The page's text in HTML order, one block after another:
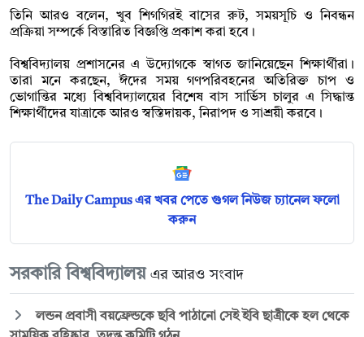
তিনি আরও বলেন, খুব শিগগিরই বাসের রুট, সময়সূচি ও নিবন্ধন
প্রক্রিয়া সম্পর্কে বিস্তারিত বিজ্ঞপ্তি প্রকাশ করা হবে।
বিশ্ববিদ্যালয় প্রশাসনের এ উদ্যোগকে স্বাগত জানিয়েছেন শিক্ষার্থীরা।
তারা মনে করছেন, ঈদের সময় গণপরিবহনের অতিরিক্ত চাপ ও
ভোগান্তির মধ্যে বিশ্ববিদ্যালয়ের বিশেষ বাস সার্ভিস চালুর এ সিদ্ধান্ত
শিক্ষার্থীদের যাত্রাকে আরও স্বস্তিদায়ক, নিরাপদ ও সাশ্রয়ী করবে।
The Daily Campus এর খবর পেতে গুগল নিউজ চ্যানেল ফলো
করুন
সরকারি বিশ্ববিদ্যালয় এর আরও সংবাদ
লন্ডন প্রবাসী বয়ফ্রেন্ডকে ছবি পাঠানো সেই ইবি ছাত্রীকে হল থেকে